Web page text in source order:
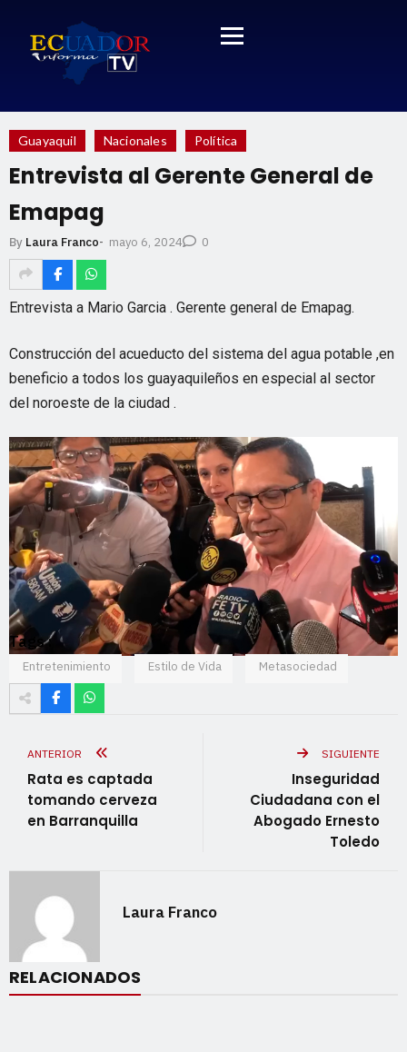
Guayaquil Nacionales Política
Entrevista al Gerente General de
Emapag
By Laura Franco- mayo 6, 2024 0
Entrevista a Mario Garcia . Gerente general de Emapag.
Construcción del acueducto del sistema del agua potable ,en
beneficio a todos los guayaquileños en especial al sector
del noroeste de la ciudad .
Tags :
Entretenimiento Estilo de Vida Metasociedad
ANTERIOR
Rata es captada
tomando cerveza
en Barranquilla
SIGUIENTE
Inseguridad
Ciudadana con el
Abogado Ernesto
Toledo
Laura Franco
RELACIONADOS